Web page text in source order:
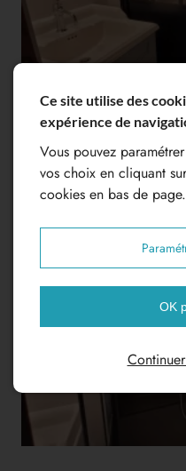
Ce site utilise des
expérience de
Vous pouvez
vos choix en cliquant
cookies en bas de page.
OK